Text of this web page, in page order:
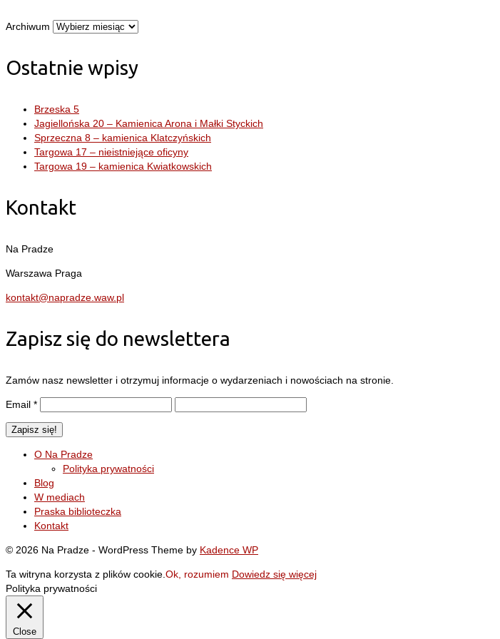
Archiwum
Ostatnie wpisy
Brzeska 5
Jagiellońska 20 – Kamienica Arona i Małki Styckich
Sprzeczna 8 – kamienica Klatczyńskich
Targowa 17 – nieistniejące oficyny
Targowa 19 – kamienica Kwiatkowskich
Kontakt
Na Pradze
Warszawa Praga
kontakt@napradze.waw.pl
Zapisz się do newslettera
Zamów nasz newsletter i otrzymuj informacje o wydarzeniach i nowościach na stronie.
Email *
O Na Pradze
Polityka prywatności
Blog
W mediach
Praska biblioteczka
Kontakt
© 2026 Na Pradze - WordPress Theme by Kadence WP
Ta witryna korzysta z plików cookie. Ok, rozumiem Dowiedz się więcej
Polityka prywatności
Close